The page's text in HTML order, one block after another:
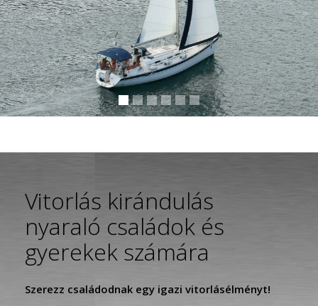
Vitorlás kirándulás
nyaraló családok és
gyerekek számára
Szerezz családodnak egy igazi vitorlásélményt!